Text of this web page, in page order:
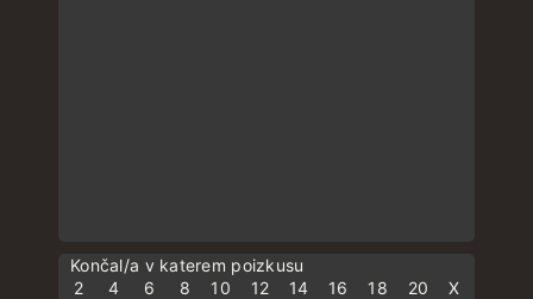
Končal/a v katerem poizkusu
2
4 6 8 10 12 14 16 18 20 X